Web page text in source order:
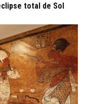
total de Sol